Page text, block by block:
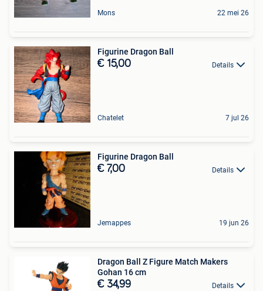
Mons 22 mei 26
Figurine Dragon Ball
€ 15,00 Details
Chatelet 7 jul 26
Figurine Dragon Ball
€ 7,00 Details
Jemappes 19 jun 26
Dragon Ball Z Figure Match Makers
Gohan 16 cm
€ 34,99 Details